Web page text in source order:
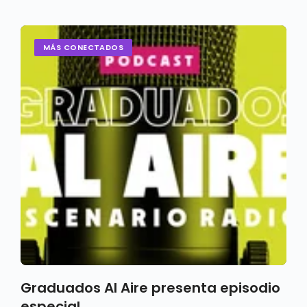
MÁS CONECTADOS
Graduados Al Aire presenta episodio